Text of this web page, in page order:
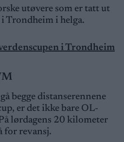
utøvere som er tatt ut
Trondheim i helga.
i Trondheim
begge distanserennene
er det ikke bare OL-
lørdagens 20 kilometer
for revansj.